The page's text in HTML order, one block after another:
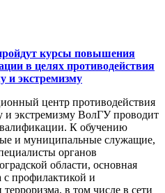
курсы повышения
в целях противодействия
и экстремизму
центр противодействия
и экстремизму ВолГУ проводит
К обучению
и муниципальные служащие,
органов
области, основная
с профилактикой и
в том числе в сети